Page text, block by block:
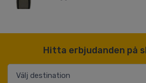
Hitta erbjudanden på